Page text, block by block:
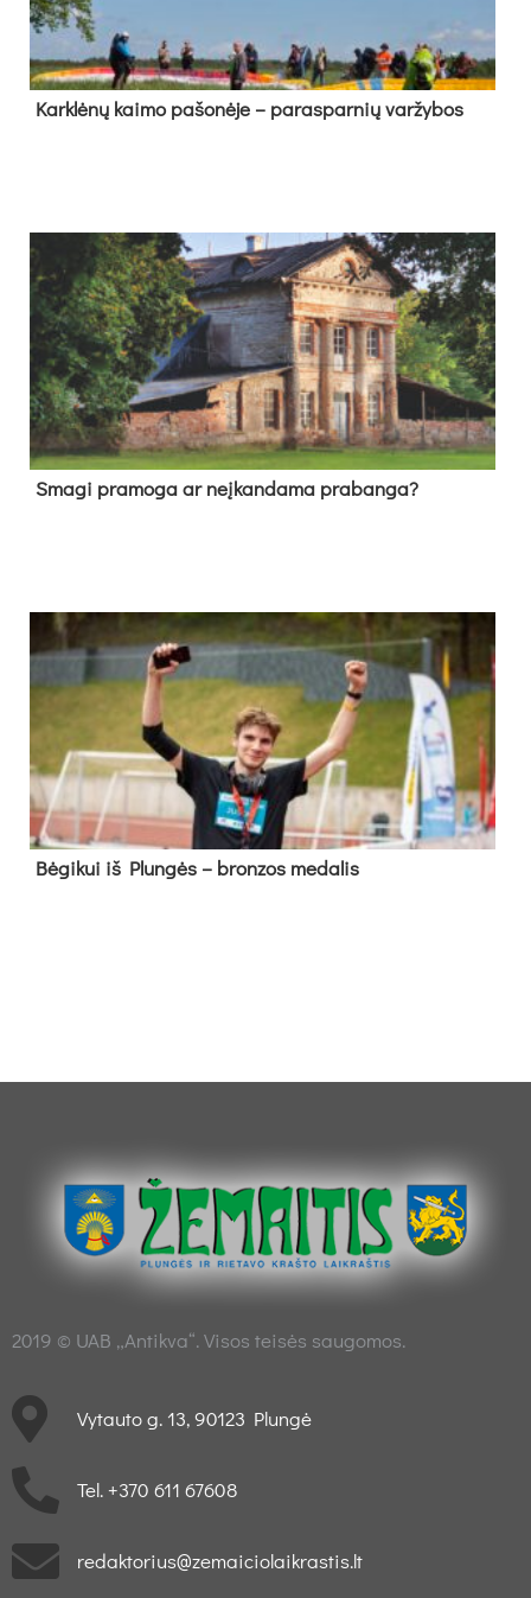
Kark­lė­nų kai­mo pa­šo­nė­je – pa­ras­par­nių var­žy­bos
Sma­gi pra­mo­ga ar neį­kan­da­ma pra­ban­ga?
Bė­gi­kui iš Plun­gės – bron­zos me­da­lis
2019 © UAB „Antikva“. Visos teisės saugomos.
Vytauto g. 13, 90123 Plungė
Tel. +370 611 67608
redaktorius@zemaiciolaikrastis.lt